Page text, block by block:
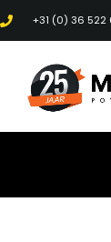
+31 (0) 36 522